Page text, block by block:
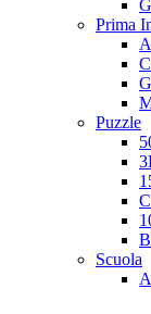
Prima
Puzzle
Scuola